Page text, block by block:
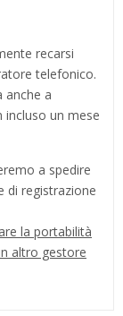
recarsi
telefonico.
anche a
incluso un mese
a spedire
di registrazione
la portabilità
altro gestore